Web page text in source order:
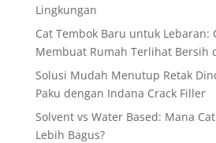
Lingkungan
Cat Tembok Baru untuk Lebaran:
Membuat Rumah Terlihat Bersih
Solusi Mudah Menutup Retak
Paku dengan Indana Crack Filler
Solvent vs Water Based: Mana
Lebih Bagus?